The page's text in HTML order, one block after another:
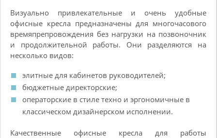
Визуально привлекательные и очень удобные
офисные кресла предназначены для многочасового
времяпрепровождения без нагрузки на позвоночник
и продолжительной работы. Они разделяются на
несколько видов:
элитные для кабинетов руководителей;
бюджетные директорские;
операторские в стиле техно и эргономичные в
классическом дизайнерском исполнении.
Качественные офисные кресла для работы